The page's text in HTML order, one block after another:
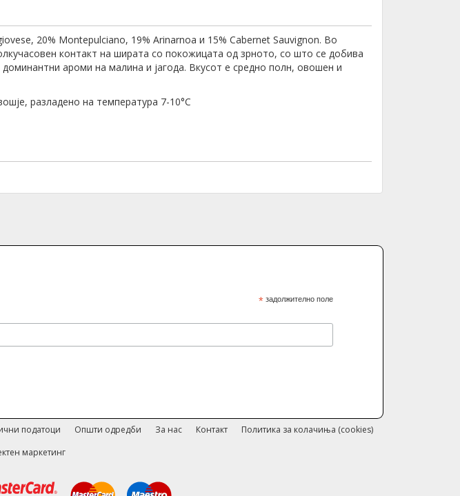
20% Montepulciano, 19% Arinarnoa и 15% Cabernet Sauvignon. Во
контакт на ширата со покожицата од зрното, со што се добива
ароми на малина и јагода. Вкусот е средно полн, овошен и
разладено на температура 7-10°C
*задолжително поле
податоци Општи одредби За нас Контакт
Политика за колачиња (cookies)
маркетинг